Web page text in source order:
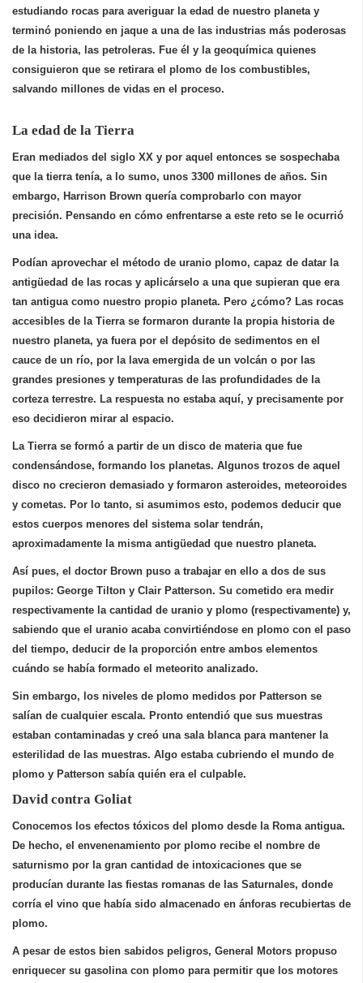
estudiando rocas para averiguar la edad de nuestro planetay
terminó poniendo en jaque a una de las industrias más poderosas
de la historia, las petroleras. Fue él y la geoquímica quienes
consiguieron que se retirara el plomo de los combustibles,
salvando millones de vidas en el proceso.
La edad de la Tierra
Eran mediados del siglo XX y por aquel entonces se sospechaba
que la tierra tenía, a lo sumo, unos 3300 millones de años. Sin
embargo, Harrison Brown quería comprobarlo con mayor
precisión. Pensando en cómo enfrentarse a este reto se le ocurrió
una idea.
Podían aprovechar el método de uranio plomo, capaz de datar la
antigüedad de las rocas y aplicárselo a una que supieran que era
tan antigua como nuestro propio planeta. Pero ¿cómo? Las rocas
accesibles de la Tierra se formaron durante la propia historia de
nuestro planeta, ya fuera por el depósito de sedimentos en el
cauce de un río, por la lava emergida de un volcán o por las
grandes presiones y temperaturas de las profundidades de la
corteza terrestre. La respuesta no estaba aquí, y precisamente por
eso decidieron mirar al espacio.
La Tierra se formó a partir de un disco de materia que fue
condensándose, formando los planetas. Algunos trozos de aquel
disco no crecieron demasiado y formaron asteroides, meteoroides
y cometas. Por lo tanto, si asumimos esto, podemos deducir que
estos cuerpos menores del sistema solar tendrán,
aproximadamente la misma antigüedad que nuestro planeta.
Así pues, el doctor Brown puso a trabajar en ello a dos de sus
pupilos: George Tilton y Clair Patterson. Su cometido era medir
respectivamente la cantidad de uranio y plomo (respectivamente) y,
sabiendo que el uranio acaba convirtiéndose en plomo con el paso
del tiempo, deducir de la proporción entre ambos elementos
cuándo se había formado el meteorito analizado.
Sin embargo, los niveles de plomo medidos por Patterson se
salían de cualquier escala. Pronto entendió que sus muestras
estaban contaminadas y creó una sala blanca para mantener la
esterilidad de las muestras. Algo estaba cubriendo el mundo de
plomo y Patterson sabía quién era el culpable.
David contra Goliat
Conocemos los efectos tóxicos del plomo desde la Roma antigua.
De hecho, el envenenamiento por plomo recibe el nombre de
saturnismo por la gran cantidad de intoxicaciones que se
producían durante las fiestas romanas de las Saturnales, donde
corría el vino que había sido almacenado en ánforas recubiertas de
plomo.
A pesar de estos bien sabidos peligros, General Motors propuso
enriquecer su gasolina con plomo para permitir que los motores